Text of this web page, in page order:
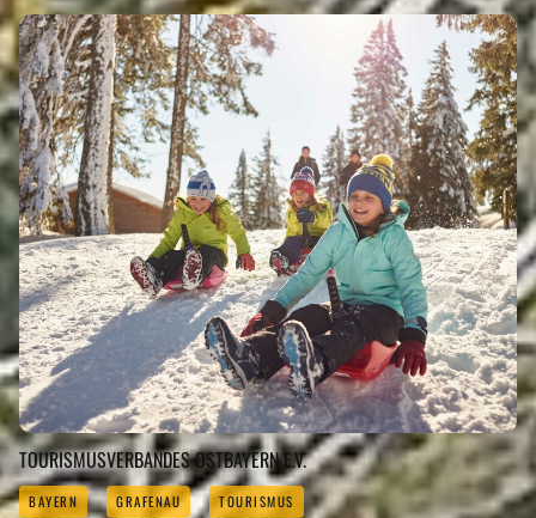
TOURISMUSVERBANDES OSTBAYERN E.V.
BAYERN GRAFENAU TOURISMUS